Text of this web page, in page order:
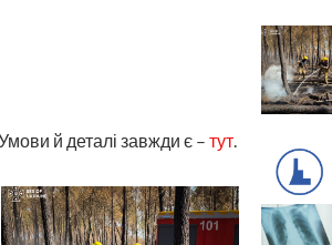
й деталі завжди є – тут